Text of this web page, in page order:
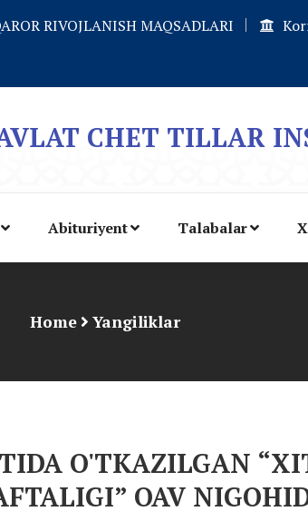
RIVOJLANISH MAQSADLARI
CHET TILLAR
Abituriyent Talabalar
Home Yangiliklar
O'TKAZILGAN
OAV